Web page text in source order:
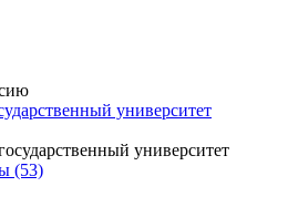
университет
(53)